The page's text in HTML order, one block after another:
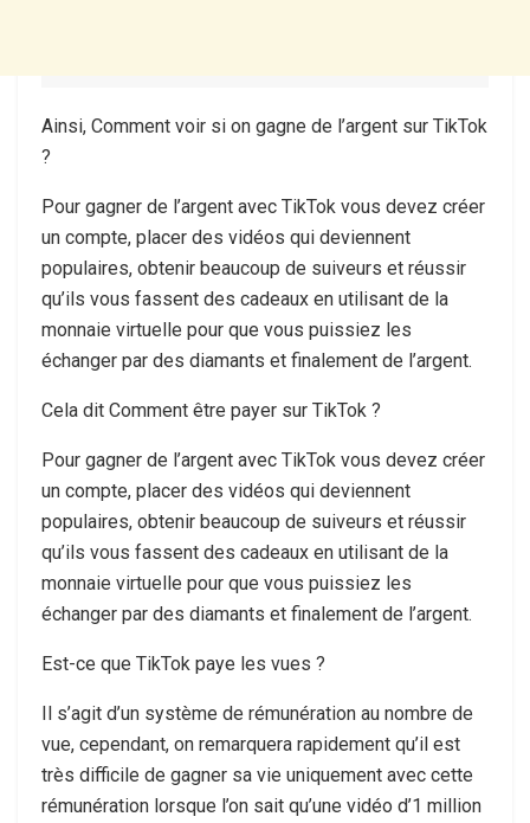
Ainsi, Comment voir si on gagne de l’argent sur TikTok
?
Pour gagner de l’argent avec TikTok vous devez créer
un compte, placer des vidéos qui deviennent
populaires, obtenir beaucoup de suiveurs et réussir
qu’ils vous fassent des cadeaux en utilisant de la
monnaie virtuelle pour que vous puissiez les
échanger par des diamants et finalement de l’argent.
Cela dit Comment être payer sur TikTok ?
Pour gagner de l’argent avec TikTok vous devez créer
un compte, placer des vidéos qui deviennent
populaires, obtenir beaucoup de suiveurs et réussir
qu’ils vous fassent des cadeaux en utilisant de la
monnaie virtuelle pour que vous puissiez les
échanger par des diamants et finalement de l’argent.
Est-ce que TikTok paye les vues ?
Il s’agit d’un système de rémunération au nombre de
vue, cependant, on remarquera rapidement qu’il est
très difficile de gagner sa vie uniquement avec cette
rémunération lorsque l’on sait qu’une vidéo d’1 million